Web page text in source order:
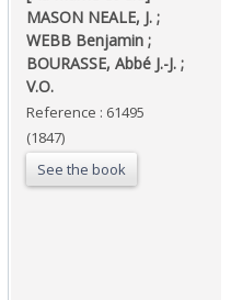
‎MASON NEALE, J. ;
WEBB Benjamin ;
BOURASSE, Abbé J.-J. ;
V.O.‎
Reference : 61495
(1847)
See the book